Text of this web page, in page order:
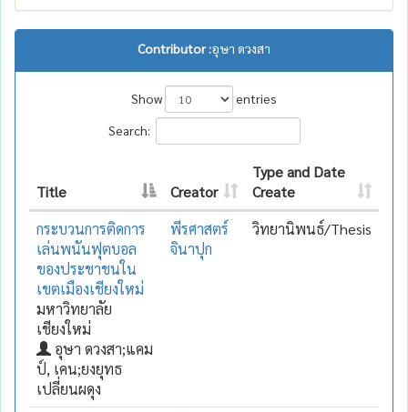
Contributor :อุษา ดวงสา
Show
entries
Search:
Title Creator
Type and Date
Create
กระบวนการติดการ
เล่นพนันฟุตบอล
ของประชาชนใน
เขตเมืองเชียงใหม่
มหาวิทยาลัย
เชียงใหม่
อุษา ดวงสา;แคม
ป์, เคน;ยงยุทธ
เปลี่ยนผดุง
พีรศาสตร์
จินาปุก
วิทยานิพนธ์/Thesis